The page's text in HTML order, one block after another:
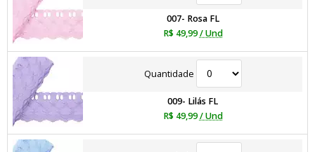
007- Rosa FL
R$ 49,99 / Und
Quantidade
009- Lilás FL
R$ 49,99 / Und